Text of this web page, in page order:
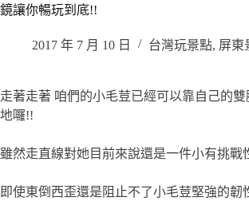
容
鏡讓你暢玩到底!!
2017 年 7 月 10 日 台灣玩景點, 屏東
走著走著 咱們的小毛荳已經可以靠自己的雙
地囉!!
雖然走直線對她目前來說還是一件小有挑戰
即使東倒西歪還是阻止不了小毛荳堅強的韌